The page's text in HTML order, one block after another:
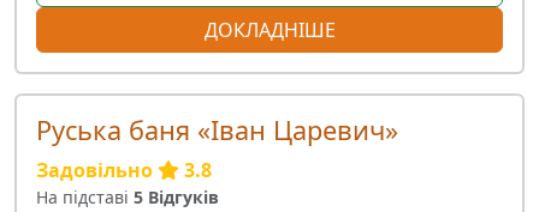
ДОКЛАДНІШЕ
Руська баня «Іван Царевич»
Задовільно 3.8
На підставі 5 Відгуків